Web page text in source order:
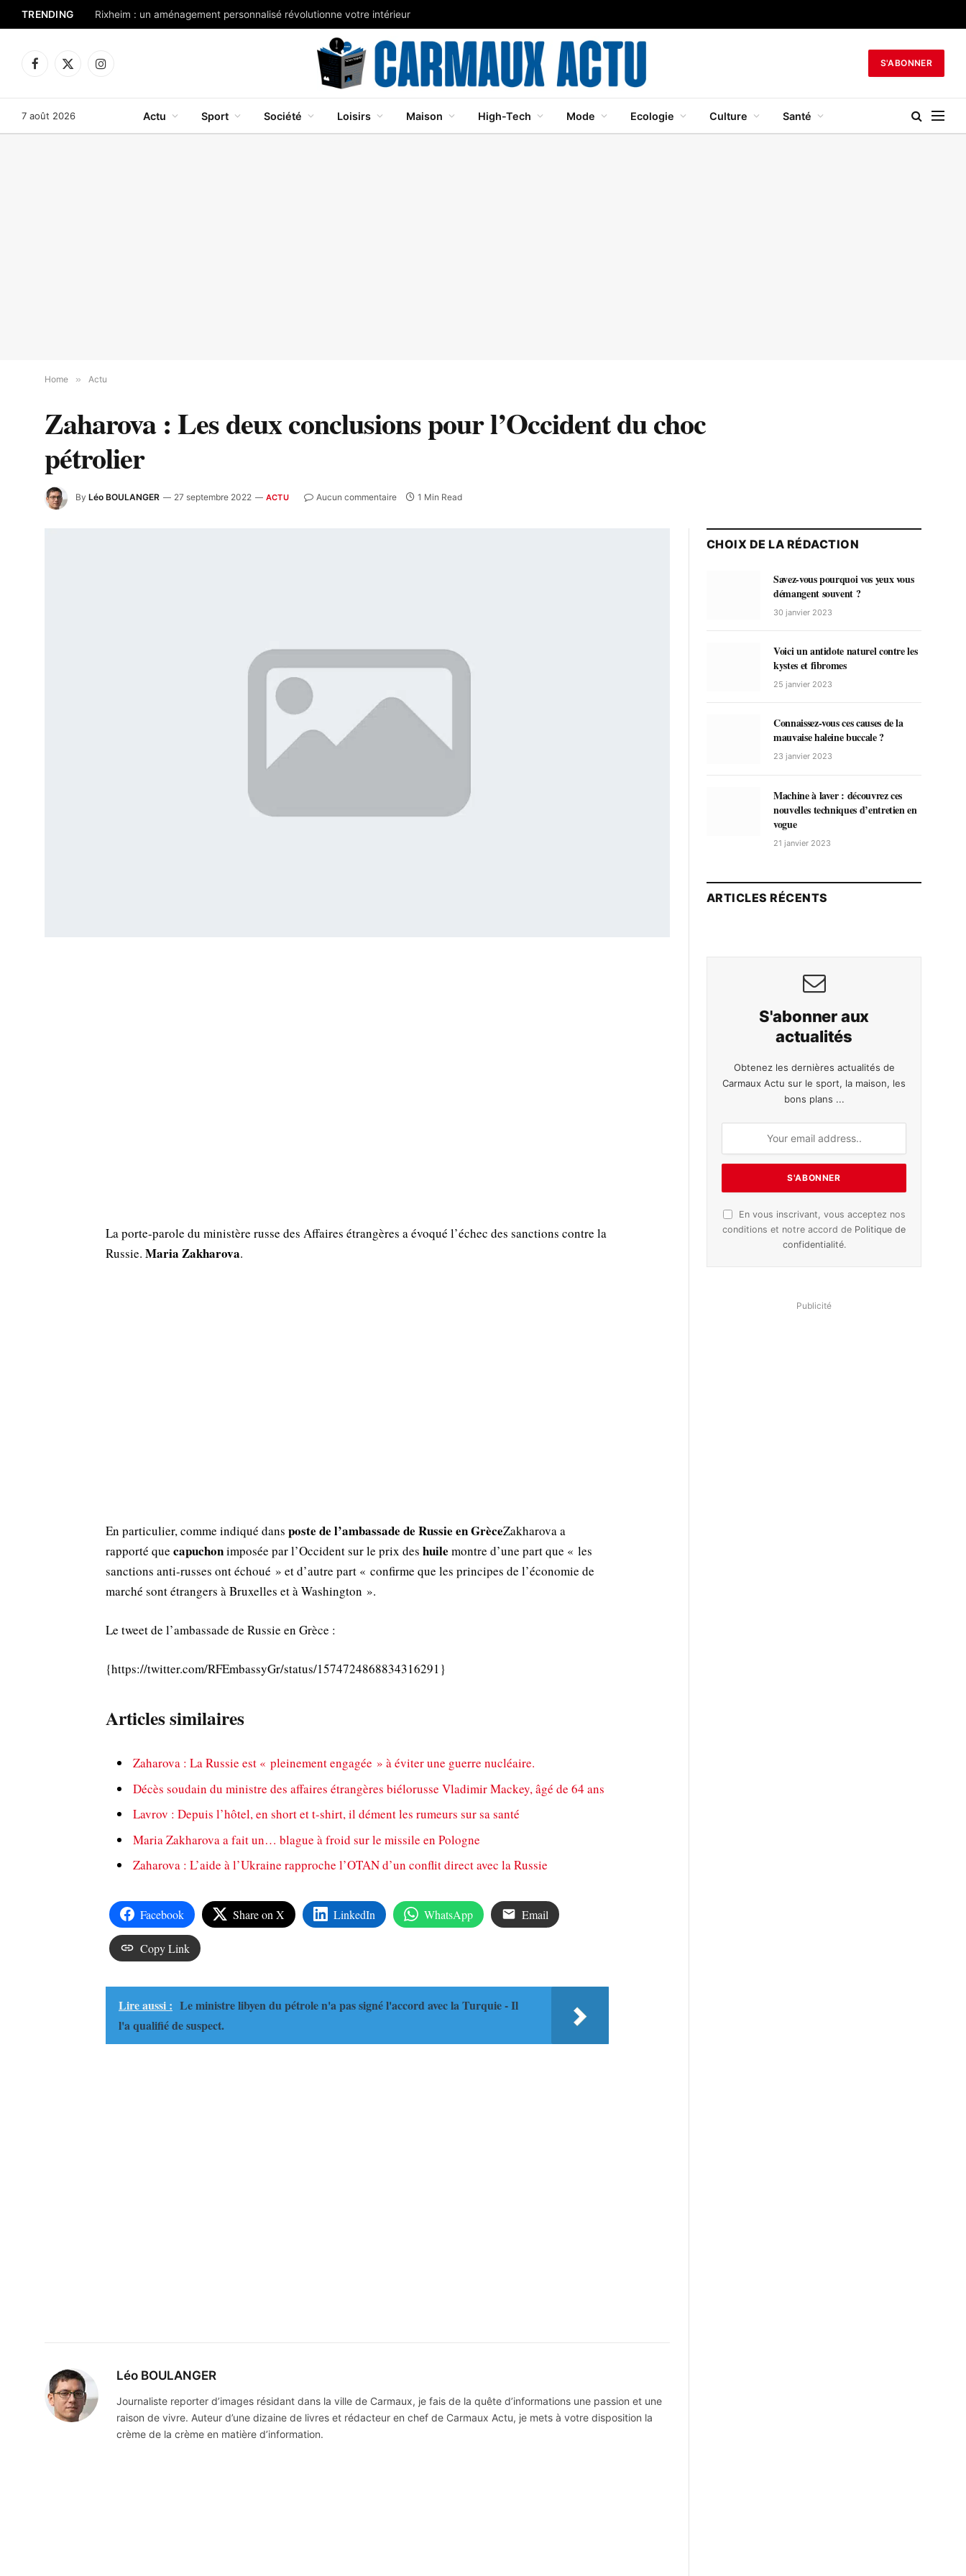
TRENDING Rixheim : un aménagement personnalisé révolutionne votre intérieur
Facebook
X
Instagram
S'ABONNER
7 août 2026 Actu Sport Société Loisirs Maison High-Tech Mode Ecologie Culture Santé
Home » Actu
Zaharova : Les deux conclusions pour l’Occident du choc
pétrolier
By Léo BOULANGER 27 septembre 2022 ACTU Aucun commentaire 1 Min Read
La porte-parole du ministère russe des Affaires étrangères a évoqué l’échec des sanctions contre la
Russie. Maria Zakharova.
En particulier, comme indiqué dans poste de l’ambassade de Russie en GrèceZakharova a
rapporté que capuchonimposée par l’Occident sur le prix des huile montre d’une part que « les
sanctions anti-russes ont échoué » et d’autre part « confirme que les principes de l’économie de
marché sont étrangers à Bruxelles et à Washington ».
Le tweet de l’ambassade de Russie en Grèce :
{https://twitter.com/RFEmbassyGr/status/1574724868834316291}
Articles similaires
Zaharova : La Russie est « pleinement engagée » à éviter une guerre nucléaire.
Décès soudain du ministre des affaires étrangères biélorusse Vladimir Mackey, âgé de 64 ans
Lavrov : Depuis l’hôtel, en short et t-shirt, il dément les rumeurs sur sa santé
Maria Zakharova a fait un… blague à froid sur le missile en Pologne
Zaharova : L’aide à l’Ukraine rapproche l’OTAN d’un conflit direct avec la Russie
Facebook Share on X LinkedIn WhatsApp Email
Copy Link
Lire aussi : Le ministre libyen du pétrole n'a pas signé l'accord avec la Turquie - Il
l'a qualifié de suspect.
Léo BOULANGER
Journaliste reporter d’images résidant dans la ville de Carmaux, je fais de la quête d’informations une passion et une
raison de vivre. Auteur d’une dizaine de livres et rédacteur en chef de Carmaux Actu, je mets à votre disposition la
crème de la crème en matière d’information.
CHOIX DE LA RÉDACTION
Savez-vous pourquoi vos yeux vous
démangent souvent ?
30 janvier 2023
Voici un antidote naturel contre les
kystes et fibromes
25 janvier 2023
Connaissez-vous ces causes de la
mauvaise haleine buccale ?
23 janvier 2023
Machine à laver : découvrez ces
nouvelles techniques d’entretien en
vogue
21 janvier 2023
ARTICLES RÉCENTS
S'abonner aux
actualités
Obtenez les dernières actualités de
Carmaux Actu sur le sport, la maison, les
bons plans ...
En vous inscrivant, vous acceptez nos
conditions et notre accord de Politique de
confidentialité.
Publicité